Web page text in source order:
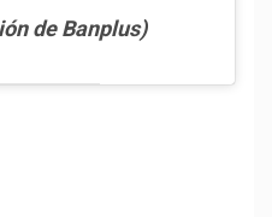
de Banplus)